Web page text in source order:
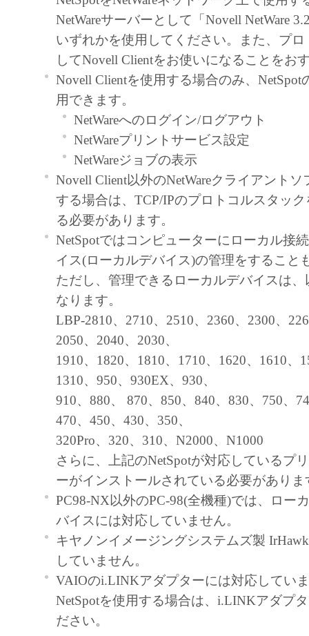
ールすること、またはコンピュー
ること、アクセスすること、もし
のいずれも含むものとします。）
的権利をお客様に対して許諾しま
た「指定機器」にネットワークを
コンピュータ上で、かかるコンピ
対して「本ソフトウェア」を使用
ますが、かかるコンピュータの使
の義務および条件を遵守させると
に関し全責任を負うことを条件と
お客様は、上記(1)に基づいて「本
使用するためのバックアップとし
ェア」を１部、複製することがで
上記(1)および(2)に定める場合を除
たはキヤノンのライセンサーのい
も、明示たると黙示たるとを問わ
ってお客様に譲渡あるいは許諾さ
ません。
制限
お客様は、再使用許諾、譲渡、販
もしくは貸与その他の方法により
フトウェア」を使用させることは
お客様は、「本ソフトウェア」の
修正、改変、逆コンパイル、逆ア
リバースエンジニアリング等する
ん。また第三者にこのような行為
せん。
帰属
「本ソフトウェア」に係る権原および
容によりキヤノンまたはキヤノンのラ
します。
著作権表示
NetWareサーバーとして「Novell NetWare
いずれかを使用してください。また、プ
してNovell Clientをお使いになることをお
Novell Clientを使用する場合のみ、NetSpot
用できます。
NetWareへのログイン/ログアウト
NetWareプリントサービス設定
NetWareジョブの表示
Novell Client以外のNetWareクライアント
する場合は、TCP/IPのプロトコルスタッ
る必要があります。
NetSpotではコンピューターにローカル接
イス(ローカルデバイス)の管理をすること
ただし、管理できるローカルデバイスは
なります。
LBP-2810、2710、2510、2360、2300、
2050、2040、2030、
1910、1820、1810、1710、1620、1610、
1310、950、930EX、930、
910、880、 870、850、840、830、750、
470、450、430、350、
320Pro、320、310、N2000、N1000
さらに、上記のNetSpotが対応しているプ
ーがインストールされている必要がありま
PC98-NX以外のPC-98(全機種)では、ロー
バイスには対応していません。
キヤノンイメージングシステムズ製
していません。
VAIOのi.LINKアダプターには対応してい
NetSpotを使用する場合は、i.LINKアダプ
ださい。